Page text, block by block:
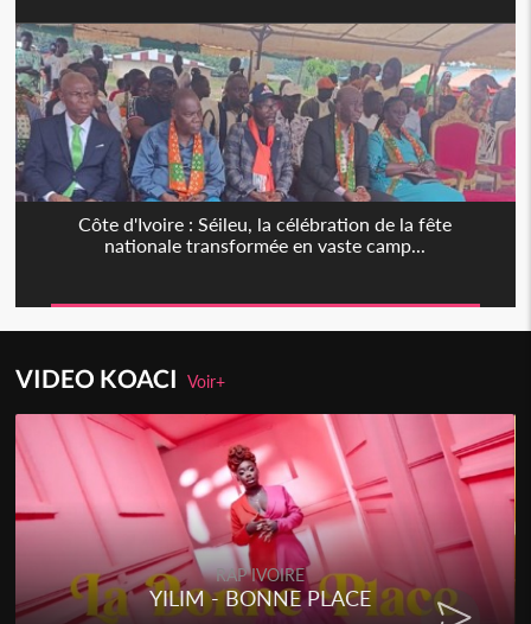
Côte d'Ivoire : Séileu, la célébration de la fête
nationale transformée en vaste camp...
VIDEO KOACIVoir+
RAP IVOIRE
YILIM - BONNE PLACE